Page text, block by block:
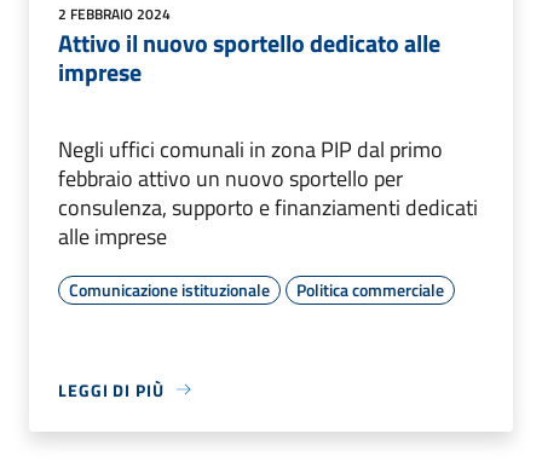
2 FEBBRAIO 2024
Attivo il nuovo sportello dedicato alle
imprese
Negli uffici comunali in zona PIP dal primo
febbraio attivo un nuovo sportello per
consulenza, supporto e finanziamenti dedicati
alle imprese
Comunicazione istituzionale Politica commerciale
LEGGI DI PIÙ